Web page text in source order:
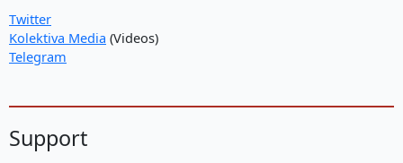
Twitter
Kolektiva Media (Videos)
Telegram
Support